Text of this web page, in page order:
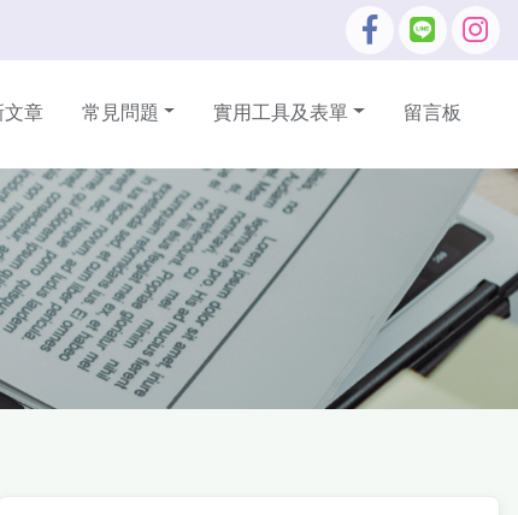
文章 常見問題 實用工具及表單 留言板